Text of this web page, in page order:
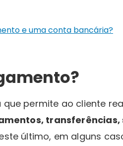
e uma conta bancária?
permite ao cliente
transferências,
último, em alguns